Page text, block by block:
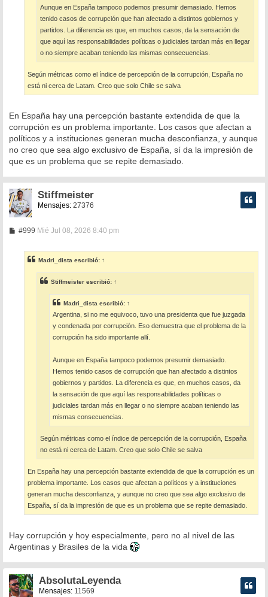
Aunque en España tampoco podemos presumir demasiado. Hemos
tenido casos de corrupción que han afectado a distintos gobiernos y
partidos. La diferencia es que, en muchos casos, da la sensación de
que aquí las responsabilidades políticas o judiciales tardan más en llegar
o no siempre acaban teniendo las mismas consecuencias.
Según métricas como el índice de percepción de la corrupción, España no
está ni cerca de Latam. Creo que solo Chile se salva
En España hay una percepción bastante extendida de que la
corrupción es un problema importante. Los casos que afectan a
políticos y a instituciones generan mucha desconfianza, y aunque
no creo que sea algo exclusivo de España, sí da la impresión de
que es un problema que se repite demasiado.
Stiffmeister
Mensajes: 27376
#999M
s
a
Mié Jul 08, 2026 8:40 pm
Madri_dista escribió: ↑
Stiffmeister escribió: ↑
Madri_dista escribió: ↑
Argentina, si no me equivoco, tuvo una presidenta que fue juzgada
y condenada por corrupción. Eso demuestra que el problema de la
corrupción ha sido importante allí.
Aunque en España tampoco podemos presumir demasiado.
Hemos tenido casos de corrupción que han afectado a distintos
gobiernos y partidos. La diferencia es que, en muchos casos, da
la sensación de que aquí las responsabilidades políticas o
judiciales tardan más en llegar o no siempre acaban teniendo las
mismas consecuencias.
Según métricas como el índice de percepción de la corrupción, España
no está ni cerca de Latam. Creo que solo Chile se salva
En España hay una percepción bastante extendida de que la corrupción es un
problema importante. Los casos que afectan a políticos y a instituciones
generan mucha desconfianza, y aunque no creo que sea algo exclusivo de
España, sí da la impresión de que es un problema que se repite demasiado.
Hay corrupción y hoy especialmente, pero no al nivel de las
Argentinas y Brasiles de la vida
AbsolutaLeyenda
Mensajes: 11569